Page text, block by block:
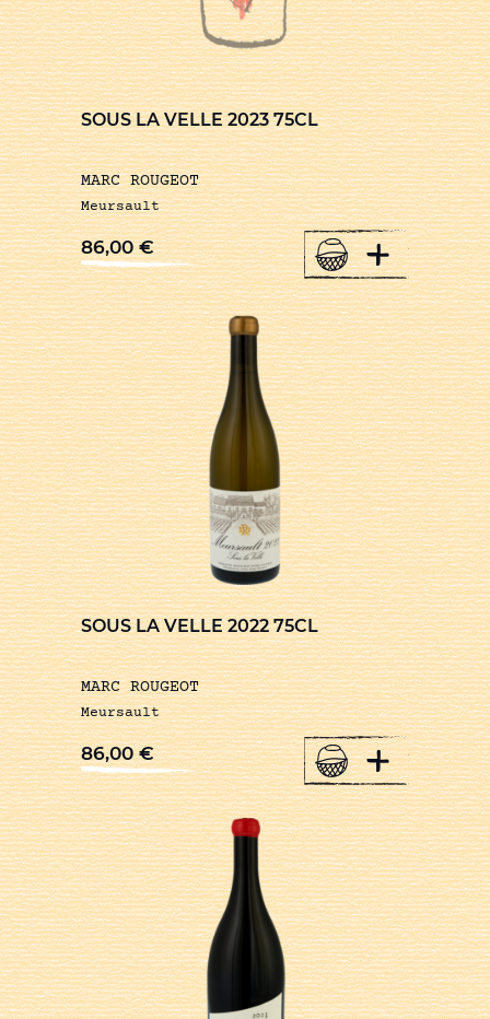
SOUS LA VELLE 2023 75CL
MARC ROUGEOT
Meursault
86,00€ +
SOUS LA VELLE 2022 75CL
MARC ROUGEOT
Meursault
86,00€ +